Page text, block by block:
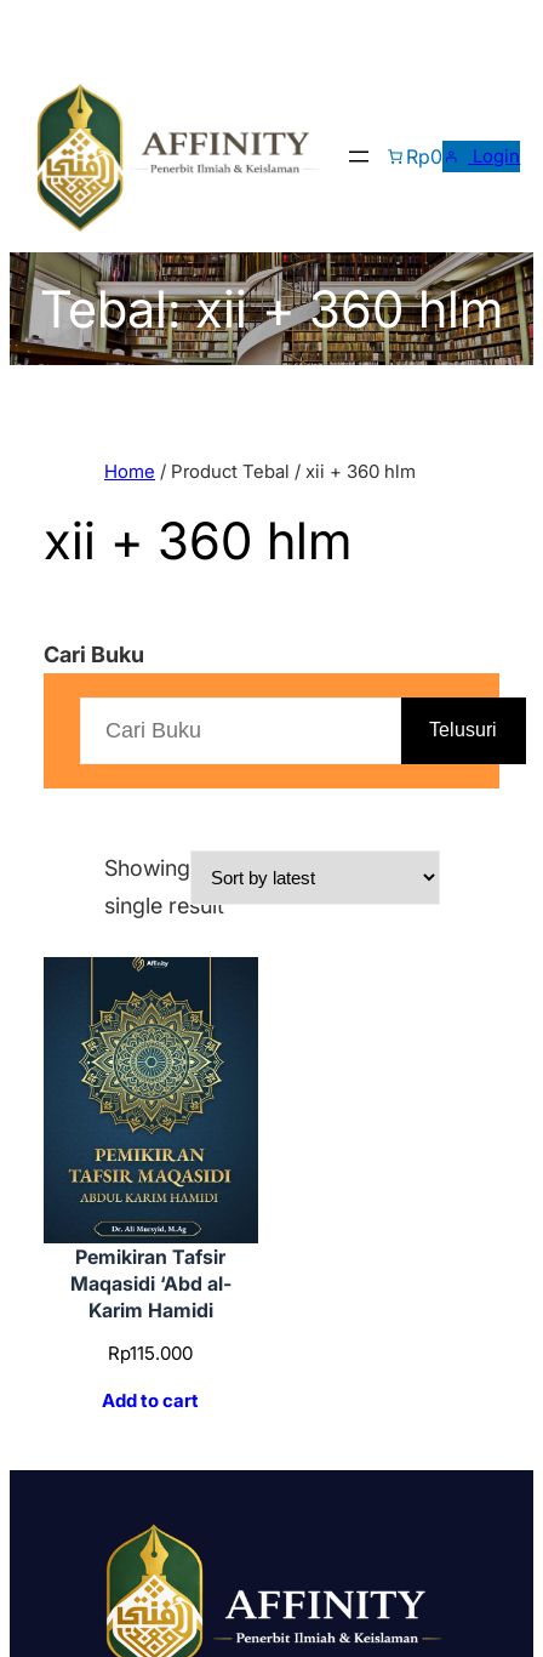
content
Rp0 Login
Tebal:xii + 360 hlm
Home / Product Tebal / xii + 360 hlm
xii + 360 hlm
Cari Buku
Telusuri
Showing the
single result
Pemikiran Tafsir
Maqasidi ‘Abd al-
Karim Hamidi
Rp115.000
Add to cart